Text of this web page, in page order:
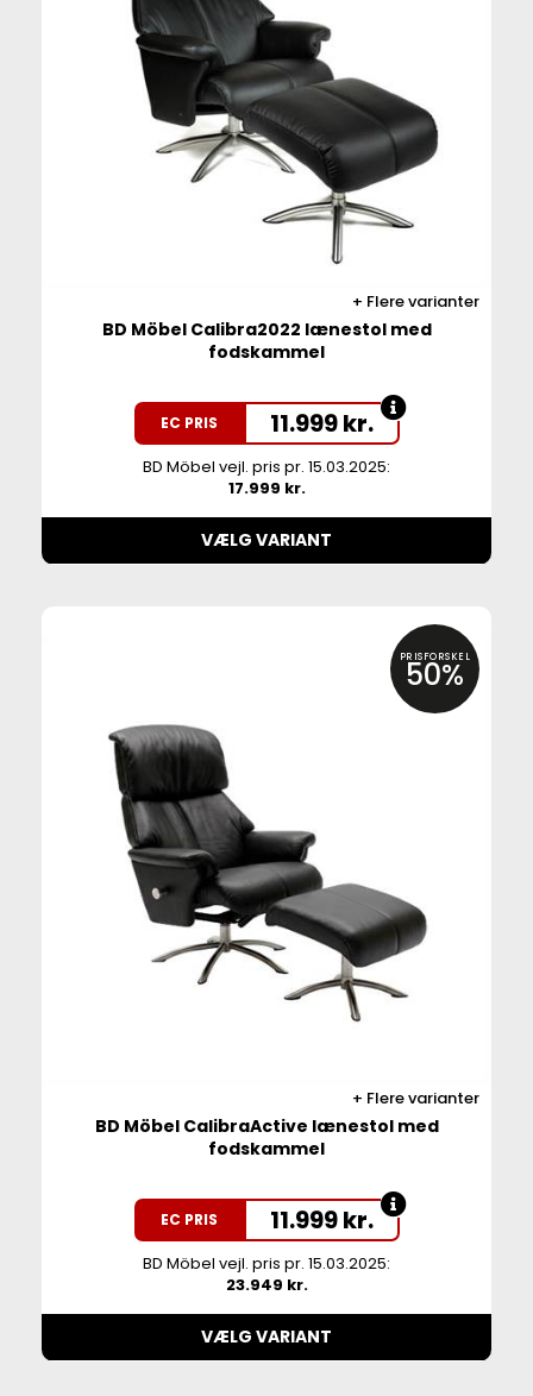
Flere varianter
BD Möbel Calibra2022 lænestol med
fodskammel
EC PRIS 11.999kr.
BD Möbel vejl. pris pr. 15.03.2025:
17.999 kr.
VÆLG VARIANT
PRISFORSKEL
50%
Flere varianter
BD Möbel CalibraActive lænestol med
fodskammel
EC PRIS 11.999kr.
BD Möbel vejl. pris pr. 15.03.2025:
23.949 kr.
VÆLG VARIANT